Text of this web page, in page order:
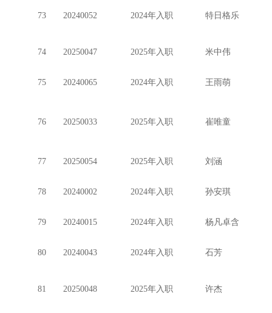
73 20240052 2024年入职 特日格乐
74 20250047 2025年入职 米中伟
75 20240065 2024年入职 王雨萌
76 20250033 2025年入职 崔唯童
77 20250054 2025年入职 刘涵
78 20240002 2024年入职 孙安琪
79 20240015 2024年入职 杨凡卓含
80 20240043 2024年入职 石芳
81 20250048 2025年入职 许杰